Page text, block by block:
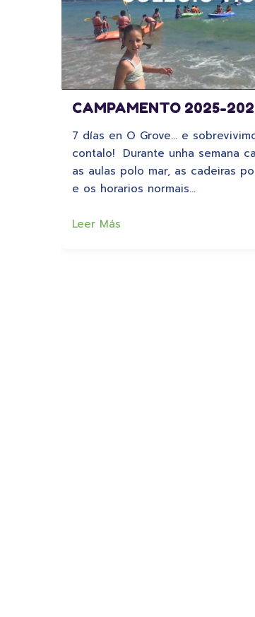
CAMPAMENTO 2025-
7 días en O Grove… e
contalo! Durante unha semana
as aulas polo mar, as cadeiras
e os horarios normais…
Leer Más